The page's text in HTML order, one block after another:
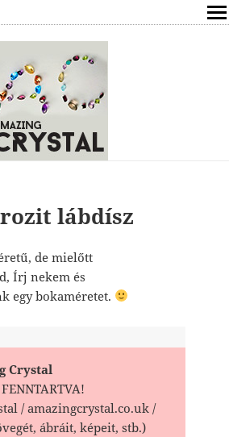
ÍRÁSOK
HATÁSAI
ELÉRHETŐSÉG
FREE
lábdísz
de mielőtt
Írj nekem és
egy bokaméretet.
Crystal
/ amazingcrystal.co.uk /
ábráit, képeit, stb.)